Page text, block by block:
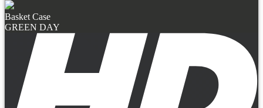
Basket Case
GREEN DAY